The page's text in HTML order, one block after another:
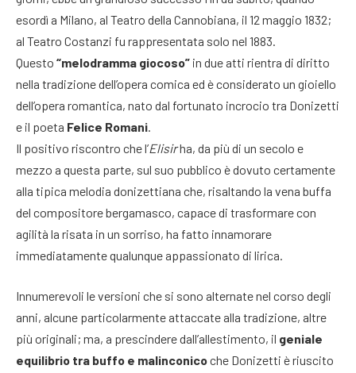
esordì a Milano, al Teatro della Cannobiana, il 12 maggio 1832;
al Teatro Costanzi fu rappresentata solo nel 1883.
Questo “melodramma giocoso” in due atti rientra di diritto
nella tradizione dell’opera comica ed è considerato un gioiello
dell’opera romantica, nato dal fortunato incrocio tra Donizetti
e il poeta Felice Romani
Il positivo riscontro che l’Elisirha, da più di un secolo e
mezzo a questa parte, sul suo pubblico è dovuto certamente
alla tipica melodia donizettiana che, risaltando la vena buffa
del compositore bergamasco, capace di trasformare con
agilità la risata in un sorriso, ha fatto innamorare
immediatamente qualunque appassionato di lirica.
Innumerevoli le versioni che si sono alternate nel corso degli
anni, alcune particolarmente attaccate alla tradizione, altre
più originali; ma, a prescindere dall’allestimento, il geniale
equilibrio tra buffo e malinconicoche Donizetti è riuscito